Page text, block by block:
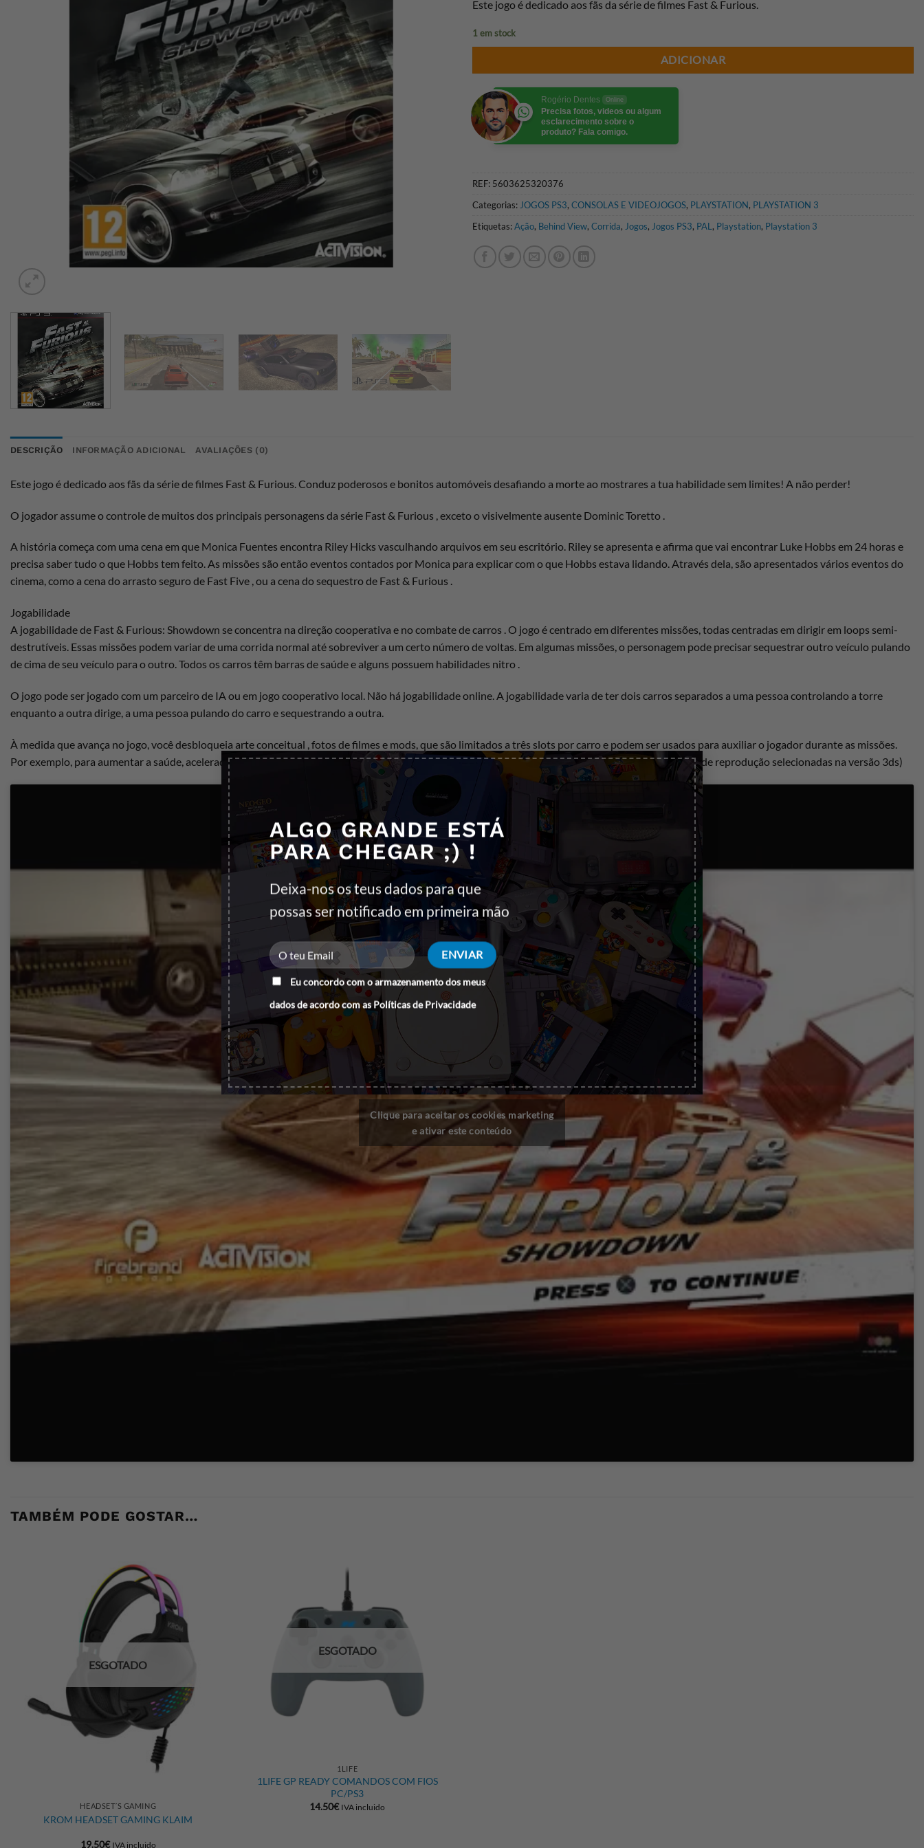
ALGO GRANDE ESTÁ
PARA CHEGAR ;) !
Deixa-nos os teus dados para que
possas ser notificado em primeira mão
Eu concordo com o armazenamento dos meus
dados de acordo com as Políticas de Privacidade
×
Este jogo é dedicado aos fãs da série de filmes Fast & Furious.
1 em stock
ADICIONAR
Rogério Dentes Online
Precisa fotos, videos ou algum
esclarecimento sobre o
produto? Fala comigo.
REF: 5603625320376
Categorias: JOGOS PS3, CONSOLAS E VIDEOJOGOS, PLAYSTATION, PLAYSTATION 3
Etiquetas:Ação, Behind View, Corrida, Jogos, Jogos PS3, PAL , Playstation, Playstation 3
DESCRIÇÃO INFORMAÇÃO ADICIONAL AVALIAÇÕES (0)
Este jogo é dedicado aos fãs da série de filmes Fast & Furious. Conduz poderosos e bonitos automóveis desafiando a morte ao mostrares a tua habilidade sem limites! A não perder!
O jogador assume o controle de muitos dos principais personagens da série Fast & Furious , exceto o visivelmente ausente Dominic Toretto .
A história começa com uma cena em que Monica Fuentes encontra Riley Hicks vasculhando arquivos em seu escritório. Riley se apresenta e afirma que vai encontrar Luke Hobbs em 24 horas e
precisa saber tudo o que Hobbs tem feito. As missões são então eventos contados por Monica para explicar com o que Hobbs estava lidando. Através dela, são apresentados vários eventos do
cinema, como a cena do arrasto seguro de Fast Five , ou a cena do sequestro de Fast & Furious .
Jogabilidade
A jogabilidade de Fast & Furious: Showdown se concentra na direção cooperativa e no combate de carros . O jogo é centrado em diferentes missões, todas centradas em dirigir em loops semi-
destrutíveis. Essas missões podem variar de uma corrida normal até sobreviver a um certo número de voltas. Em algumas missões, o personagem pode precisar sequestrar outro veículo pulando
de cima de seu veículo para o outro. Todos os carros têm barras de saúde e alguns possuem habilidades nitro .
O jogo pode ser jogado com um parceiro de IA ou em jogo cooperativo local. Não há jogabilidade online. A jogabilidade varia de ter dois carros separados a uma pessoa controlando a torre
enquanto a outra dirige, a uma pessoa pulando do carro e sequestrando a outra.
À medida que avança no jogo, você desbloqueia arte conceitual , fotos de filmes e mods, que são limitados a três slots por carro e podem ser usados ​​para auxiliar o jogador durante as missões.
Por exemplo, para aumentar a saúde, aceleração, velocidade máxima e ter munição ilimitada. (Os mods estão disponíveis apenas em missões e listas de reprodução selecionadas na versão 3ds)
Clique para aceitar os cookies marketing
e ativar este conteúdo
TAMBÉM PODE GOSTAR…
ESGOTADO
HEADSET´S GAMING
KROM HEADSET GAMING KLAIM
19.50€ IVA incluido
ESGOTADO
1LIFE
1LIFE GP READY COMANDOS COM FIOS
PC/PS3
14.50€ IVA incluido